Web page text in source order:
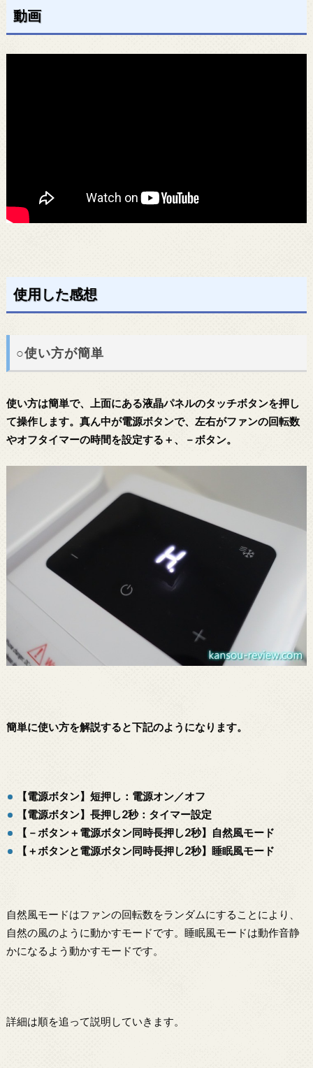
動画
使用した感想
○使い方が簡単
使い方は簡単で、上面にある液晶パネルのタッチボタンを押し
て操作します。真ん中が電源ボタンで、左右がファンの回転数
やオフタイマーの時間を設定する＋、－ボタン。
簡単に使い方を解説すると下記のようになります。
【電源ボタン】短押し：電源オン／オフ
【電源ボタン】長押し2秒：タイマー設定
【－ボタン＋電源ボタン同時長押し2秒】自然風モード
【＋ボタンと電源ボタン同時長押し2秒】睡眠風モード
自然風モードはファンの回転数をランダムにすることにより、
自然の風のように動かすモードです。睡眠風モードは動作音静
かになるよう動かすモードです。
詳細は順を追って説明していきます。